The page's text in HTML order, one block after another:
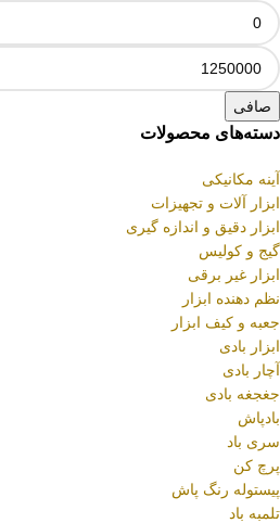
صافی
دسته‌های محصولات
آینه مکانیکی
ابزار آلات و تجهیزات
ابزار دقیق و اندازه گیری
گیج و کولیس
ابزار غیر برقی
نظم دهنده ابزار
جعبه و کیف ابزار
ابزار بادی
آچار بادی
جغجغه بادی
بادپاش
سری باد
پرچ کن
پیستوله رنگ پاش
تلمبه باد